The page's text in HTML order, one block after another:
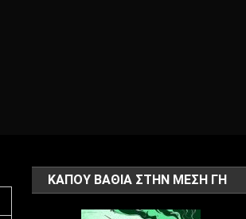
ΚΑΠΟΥ ΒΑΘΙΑ ΣΤΗΝ ΜΕΣΗ ΓΗ